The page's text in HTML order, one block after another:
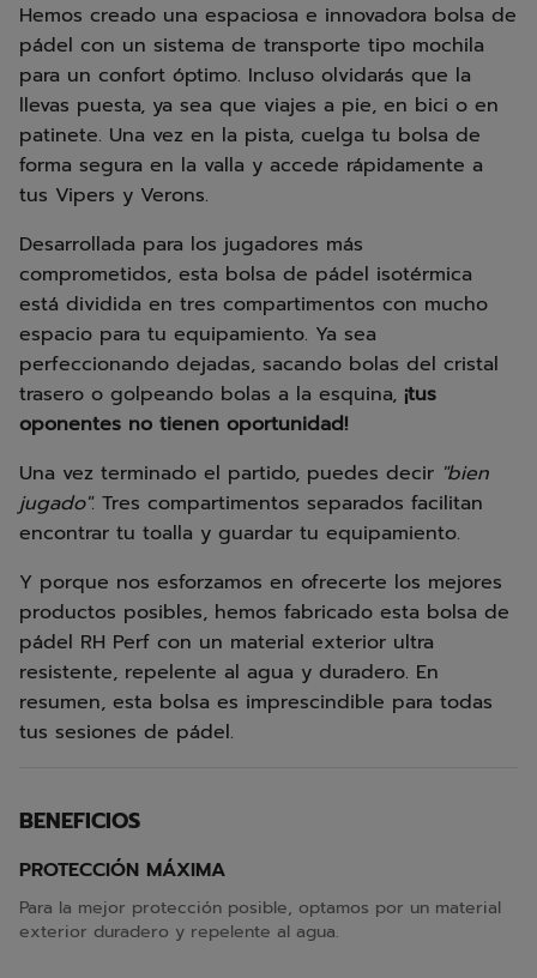
Hemos creado una espaciosa e innovadora bolsa de
pádel con un sistema de transporte tipo mochila
para un confort óptimo. Incluso olvidarás que la
llevas puesta, ya sea que viajes a pie, en bici o en
patinete. Una vez en la pista, cuelga tu bolsa de
forma segura en la valla y accede rápidamente a
tus Vipers y Verons.
Desarrollada para los jugadores más
comprometidos, esta bolsa de pádel isotérmica
está dividida en tres compartimentos con mucho
espacio para tu equipamiento. Ya sea
perfeccionando dejadas, sacando bolas del cristal
trasero o golpeando bolas a la esquina, ¡tus
oponentes no tienen oportunidad!
Una vez terminado el partido, puedes decir "bien
jugado". Tres compartimentos separados facilitan
encontrar tu toalla y guardar tu equipamiento.
Y porque nos esforzamos en ofrecerte los mejores
productos posibles, hemos fabricado esta bolsa de
pádel RH Perf con un material exterior ultra
resistente, repelente al agua y duradero. En
resumen, esta bolsa es imprescindible para todas
tus sesiones de pádel.
BENEFICIOS
PROTECCIÓN MÁXIMA
Para la mejor protección posible, optamos por un material
exterior duradero y repelente al agua.